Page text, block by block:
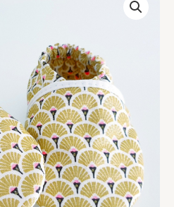
prix :
20,00 €
à
28,00 €